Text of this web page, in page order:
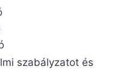
szabályzatot és